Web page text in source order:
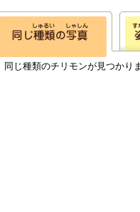
同じ種類のチリモンが見つかり